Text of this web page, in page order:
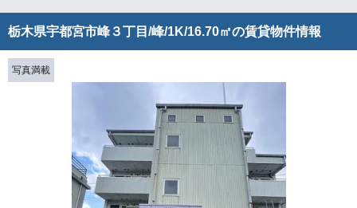
CIC
栃木県宇都宮市峰３丁目/峰/1K/16.70㎡の賃貸物件情報
写真満載